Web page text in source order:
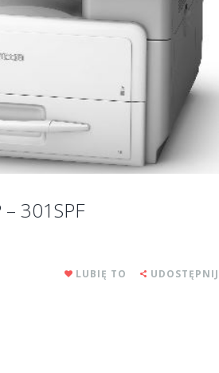
301SPF
LUBIĘ TO UDOSTĘPNIJ